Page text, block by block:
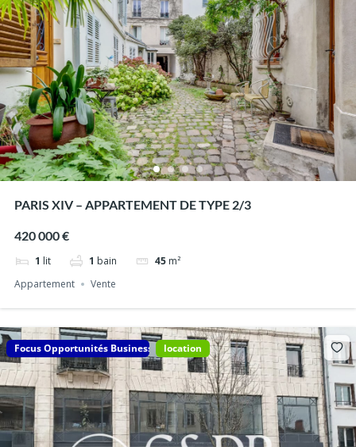
PARIS XIV – APPARTEMENT DE TYPE 2/3
420 000 €
1 lit 1 bain 45 m²
Appartement
Vente
Focus Opportunités Business location